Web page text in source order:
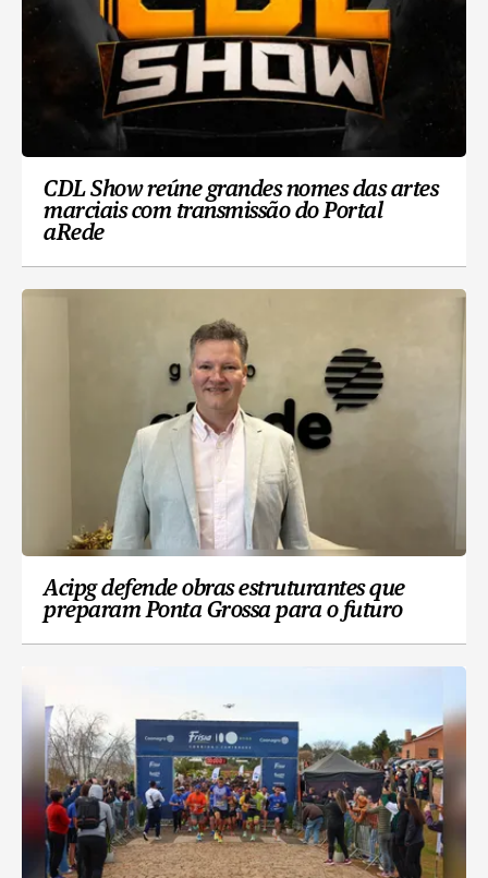
CDL Show reúne grandes nomes das artes
marciais com transmissão do Portal
aRede
Acipg defende obras estruturantes que
preparam Ponta Grossa para o futuro